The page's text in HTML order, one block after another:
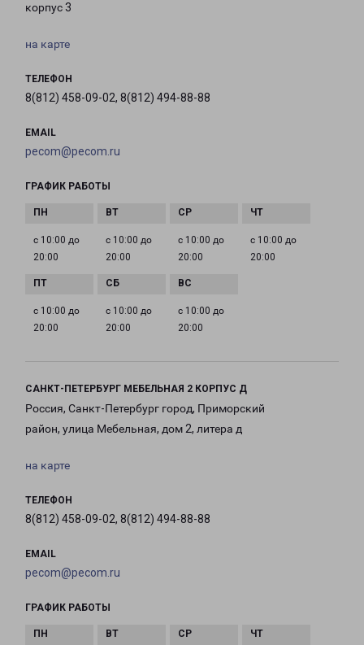
корпус 3
на карте
ТЕЛЕФОН
8(812) 458-09-02, 8(812) 494-88-88
EMAIL
pecom@pecom.ru
ГРАФИК РАБОТЫ
с 10:00 до
20:00
с 10:00 до
20:00
с 10:00 до
20:00
с 10:00 до
20:00
с 10:00 до
20:00
с 10:00 до
20:00
с 10:00 до
20:00
САНКТ-ПЕТЕРБУРГ МЕБЕЛЬНАЯ 2 КОРПУС Д
Россия, Санкт-Петербург город, Приморский
район, улица Мебельная, дом 2, литера д
на карте
ТЕЛЕФОН
8(812) 458-09-02, 8(812) 494-88-88
EMAIL
pecom@pecom.ru
ГРАФИК РАБОТЫ